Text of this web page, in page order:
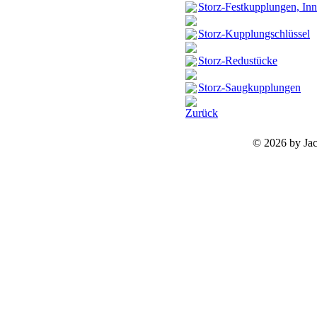
Storz-Festkupplungen,
Storz-Kupplungschlüssel
Storz-Redustücke
Storz-Saugkupplungen
Zurück
© 2026 by